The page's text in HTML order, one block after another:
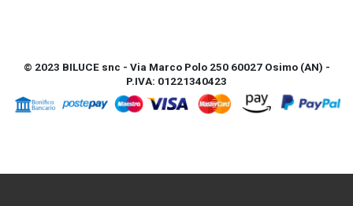
© 2023 BILUCE snc - Via Marco Polo 250 60027 Osimo (AN) -
P.IVA: 01221340423